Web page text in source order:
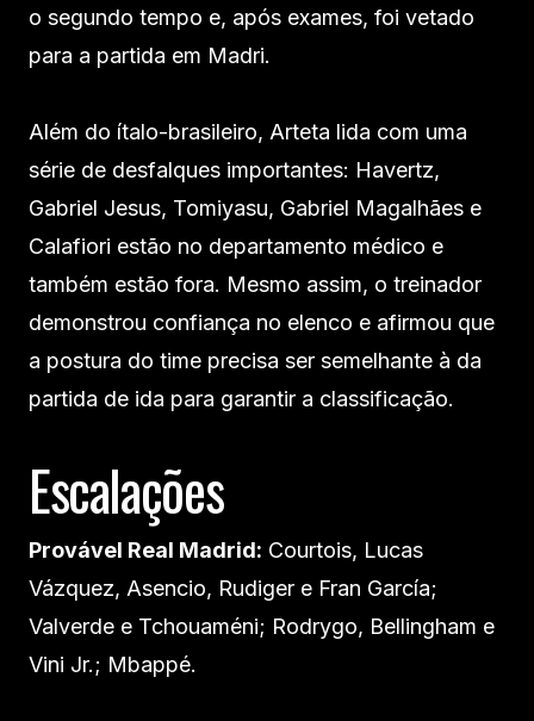
o segundo tempo e, após exames, foi vetado
para a partida em Madri.
Além do ítalo-brasileiro, Arteta lida com uma
série de desfalques importantes: Havertz,
Gabriel Jesus, Tomiyasu, Gabriel Magalhães e
Calafiori estão no departamento médico e
também estão fora. Mesmo assim, o treinador
demonstrou confiança no elenco e afirmou que
a postura do time precisa ser semelhante à da
partida de ida para garantir a classificação.
Escalações
Provável Real Madrid: Courtois, Lucas
Vázquez, Asencio, Rudiger e Fran García;
Valverde e Tchouaméni; Rodrygo, Bellingham e
Vini Jr.; Mbappé.